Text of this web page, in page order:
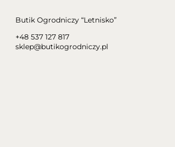
Butik Ogrodniczy “Letnisko”
+48 537 127 817
sklep@butikogrodniczy.pl